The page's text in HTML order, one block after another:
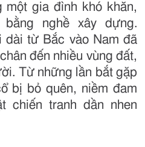
một gia đình khó khăn,
nghề xây dựng.
dài từ Bắc vào Nam đã
đến nhiều vùng đất,
Từ những lần bắt gặp
bị bỏ quên, niềm đam
chiến tranh dần nhen